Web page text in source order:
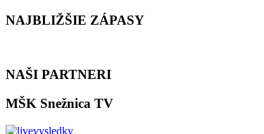
NAJBLIŽŠIE ZÁPASY
NAŠI PARTNERI
MŠK Snežnica TV